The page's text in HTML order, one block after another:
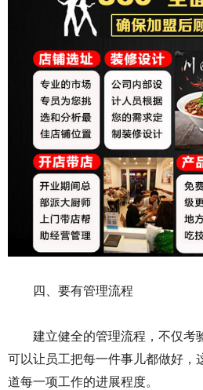
四、要有管理流程
建立健全的管理流程，不仅考
可以让员工把每一件事儿都做好，
道每一项工作的进展程度。